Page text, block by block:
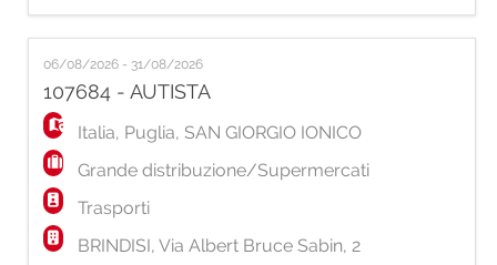
PRODUZIONE La risorsa inserita all'interno
del comparto di stampa si occuperà di
fornire supporto in merito le seguenti attività:
- Preparare ed avviare le macchine e gli
impianti di produzione; - Controllare il corret
06/08/2026 - 31/08/2026
107684 - AUTISTA
Italia, Puglia,SAN GIORGIO IONICO
Grande distribuzione/Supermercati
Trasporti
BRINDISI, Via Albert Bruce Sabin, 2